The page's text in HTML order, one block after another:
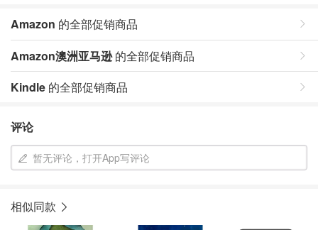
Amazon 的全部促销商品
Amazon澳洲亚马逊的全部促销商品
Kindle 的全部促销商品
评论
暂无评论，打开App写评论
相似同款